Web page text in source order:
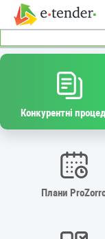
Конкурентні
Плани